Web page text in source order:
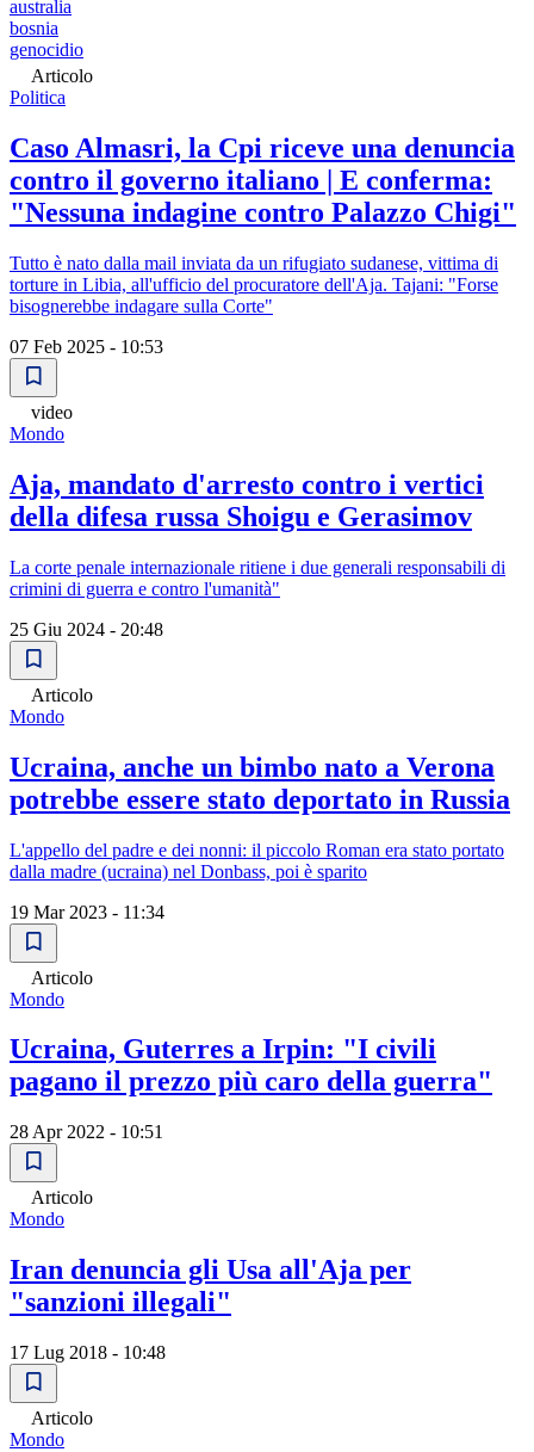
australia
bosnia
genocidio
Articolo
Politica
Caso Almasri, la Cpi riceve una denuncia
contro il governo italiano | E conferma:
"Nessuna indagine contro Palazzo Chigi"
Tutto è nato dalla mail inviata da un rifugiato sudanese, vittima di
torture in Libia, all'ufficio del procuratore dell'Aja. Tajani: "Forse
bisognerebbe indagare sulla Corte"
07 Feb 2025 - 10:53
video
Mondo
Aja, mandato d'arresto contro i vertici
della difesa russa Shoigu e Gerasimov
La corte penale internazionale ritiene i due generali responsabili di
crimini di guerra e contro l'umanità"
25 Giu 2024 - 20:48
Articolo
Mondo
Ucraina, anche un bimbo nato a Verona
potrebbe essere stato deportato in Russia
L'appello del padre e dei nonni: il piccolo Roman era stato portato
dalla madre (ucraina) nel Donbass, poi è sparito
19 Mar 2023 - 11:34
Articolo
Mondo
Ucraina, Guterres a Irpin: "I civili
pagano il prezzo più caro della guerra"
28 Apr 2022 - 10:51
Articolo
Mondo
Iran denuncia gli Usa all'Aja per
"sanzioni illegali"
17 Lug 2018 - 10:48
Articolo
Mondo